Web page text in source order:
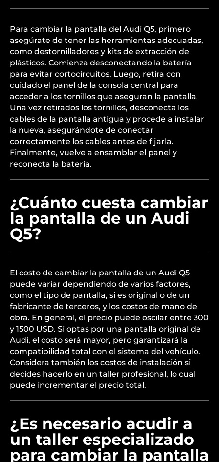
Para cambiar la pantalla del Audi Q5, primero
asegúrate de tener las herramientas adecuadas,
como destornilladores y kits de extracción de
plásticos. Comienza desconectando la batería
para evitar cortocircuitos. Luego, retira con
cuidado el panel de la consola central para
acceder a los tornillos que aseguran la pantalla.
Una vez retirados los tornillos, desconecta los
cables de la pantalla antigua y procede a instalar
la nueva, asegurándote de conectar
correctamente los cables antes de fijarla.
Finalmente, vuelve a ensamblar el panel y
reconecta la batería.
¿Cuánto cuesta cambiar
la pantalla de un Audi
Q5?
El costo de cambiar la pantalla de un Audi Q5
puede variar dependiendo de varios factores,
como el tipo de pantalla, si es original o de un
fabricante de terceros, y los costos de mano de
obra. En general, el precio puede oscilar entre 300
y 1500 USD. Si optas por una pantalla original de
Audi, el costo será mayor, pero garantizará la
compatibilidad total con el sistema del vehículo.
Considera también los costos de instalación si
decides hacerlo en un taller profesional, lo cual
puede incrementar el precio total.
¿Es necesario acudir a
un taller especializado
para cambiar la pantalla